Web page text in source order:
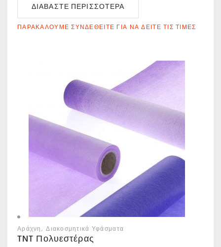
ΔΙΑΒΆΣΤΕ ΠΕΡΙΣΣΌΤΕΡΑ
ΠΑΡΑΚΑΛΟΎΜΕ ΣΥΝΔΕΘΕΊΤΕ ΓΙΑ ΝΑ ΔΕΊΤΕ ΤΙΣ ΤΙΜΈΣ
Αράχνη Διακοσμητικά Υφάσματα
TNT Πολυεστέρας